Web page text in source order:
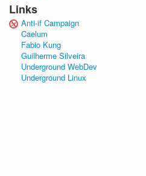
Links
Anti-if Campaign
Caelum
Fabio Kung
Guilherme Silveira
Underground WebDev
Underground Linux